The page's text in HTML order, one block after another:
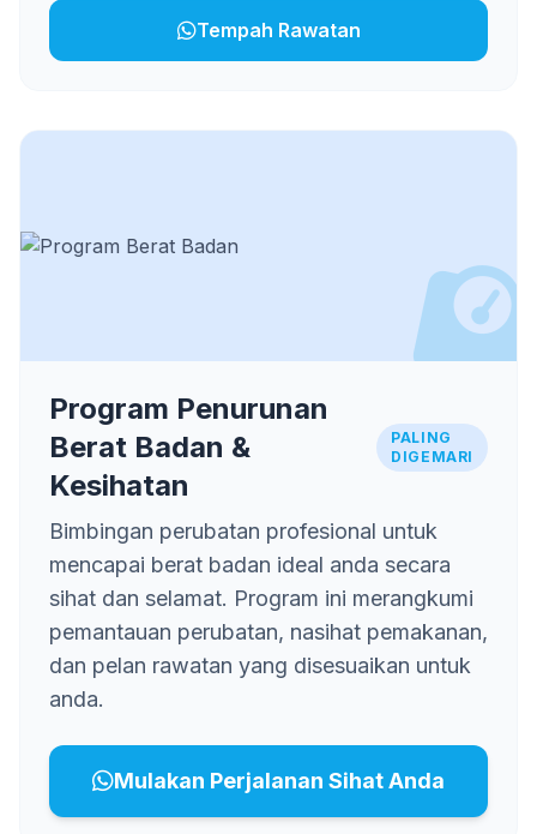
Tempah Rawatan
Program Penurunan
Berat Badan &
Kesihatan
PALING
DIGEMARI
Bimbingan perubatan profesional untuk
mencapai berat badan ideal anda secara
sihat dan selamat. Program ini merangkumi
pemantauan perubatan, nasihat pemakanan,
dan pelan rawatan yang disesuaikan untuk
anda.
Mulakan Perjalanan Sihat Anda